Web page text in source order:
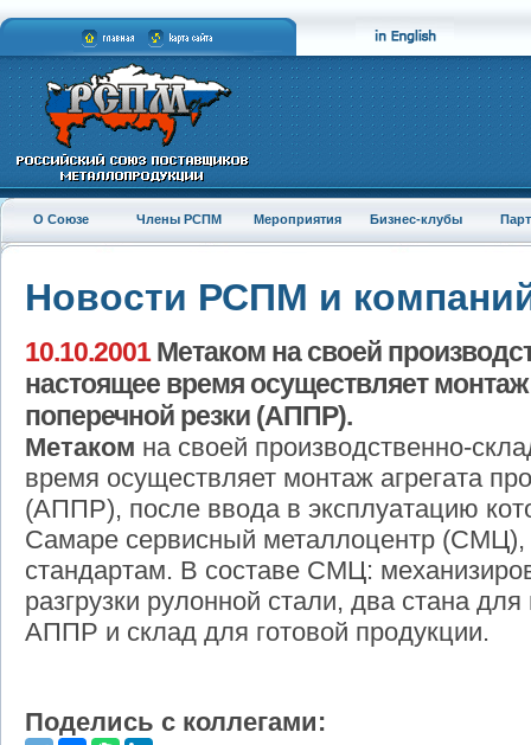
О Союзе Члены РСПМ Мероприятия Бизнес-клубы
Новости РСПМ и
10.10.2001Метаком на своей
настоящее время осуществляет
поперечной резки (АППР).
Метаком на своей производственно-
время осуществляет монтаж агрегата
(АППР), после ввода в эксплуатацию
Самаре сервисный металлоцентр
стандартам. В составе СМЦ:
разгрузки рулонной стали, два стана
АППР и склад для готовой продукции.
Поделись с коллегами: